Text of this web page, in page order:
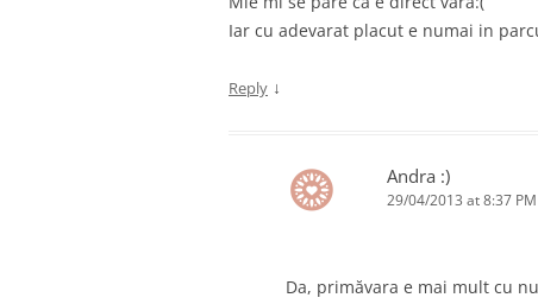
Iar cu adevarat placut e numai in
Reply ↓
Andra :)
29/04/2013 at 8:37 PM
Da, primăvara e mai mult cu